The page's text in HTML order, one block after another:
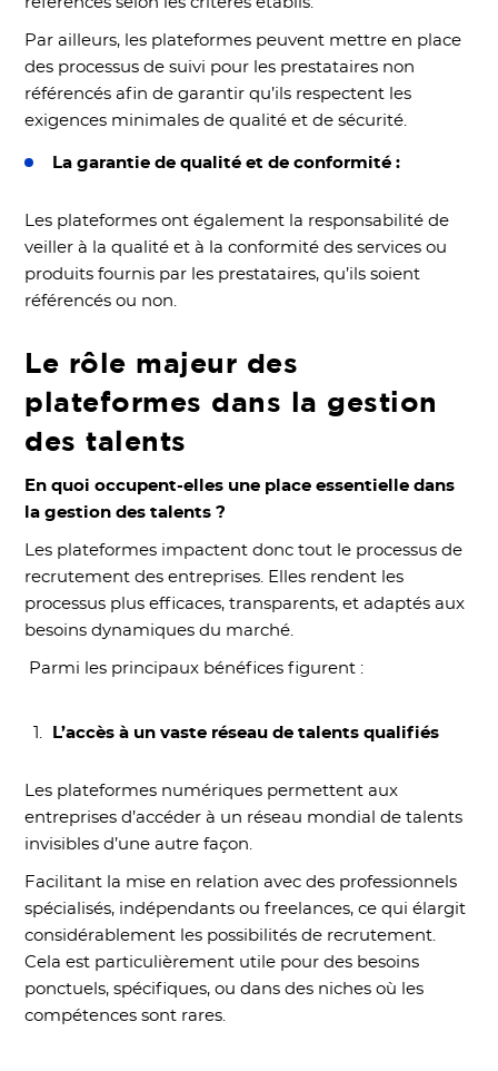
Par ailleurs, les plateformes peuvent mettre en place
des processus de suivi pour les prestataires non
référencés afin de garantir qu’ils respectent les
exigences minimales de qualité et de sécurité.
La garantie de qualité et de conformité :
Les plateformes ont également la responsabilité de
veiller à la qualité et à la conformité des services ou
produits fournis par les prestataires, qu’ils soient
référencés ou non.
Le rôle majeur des
plateformes dans la gestion
des talents
En quoi occupent-elles une place essentielle dans
la gestion des talents ?
Les plateformes impactent donc tout le processus de
recrutement des entreprises. Elles rendent les
processus plus efficaces, transparents, et adaptés aux
besoins dynamiques du marché.
Parmi les principaux bénéfices figurent :
L’accès à un vaste réseau de talents qualifiés
Les plateformes numériques permettent aux
entreprises d’accéder à un réseau mondial de talents
invisibles d’une autre façon.
Facilitant la mise en relation avec des professionnels
spécialisés, indépendants ou freelances, ce qui élargit
considérablement les possibilités de recrutement.
Cela est particulièrement utile pour des besoins
ponctuels, spécifiques, ou dans des niches où les
compétences sont rares.